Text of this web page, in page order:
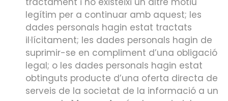
legítim per a continuar amb aquest; les
dades personals hagin estat tractats
il·lícitament; les dades personals hagin de
suprimir-se en compliment d’una obligació
legal; o les dades personals hagin estat
obtinguts producte d’una oferta directa de
serveis de la societat de la informació a un